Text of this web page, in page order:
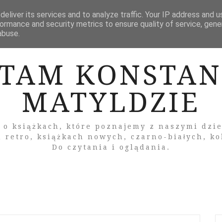
SZKLARSKA PORĘBA KĄCIK
MATYLDZIE
o książkach, które poznajemy z naszymi
retro, książkach nowych, czarno-białych,
Do czytania i oglądania.
its services and to analyze traffic. Your IP address and
and security metrics to ensure quality of service,